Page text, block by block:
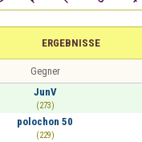
ERGEBNISSE
Gegner
JunV
(273)
polochon 50
(229)